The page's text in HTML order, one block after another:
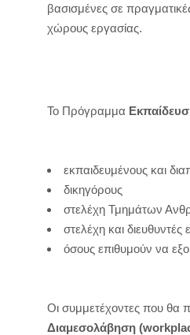
βασισμένες σε
χώρους εργασίας.
Το Πρόγραμμα
εκπαιδευμένους και
δικηγόρους
στελέχη Τμημάτων
στελέχη και
όσους επιθυμούν να
Οι συμμετέχοντες που θα
Διαμεσολάβηση (